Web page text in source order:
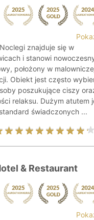
znajduje się w
i stanowi
położony w
Obiekt jest często
poszukujące ciszy
relaksu. Dużym atutem
świadczonych ...
& Restaurant